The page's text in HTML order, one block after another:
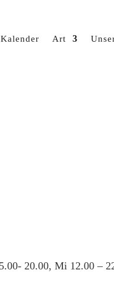
Kalender Art
20.00, Mi 12.00 –